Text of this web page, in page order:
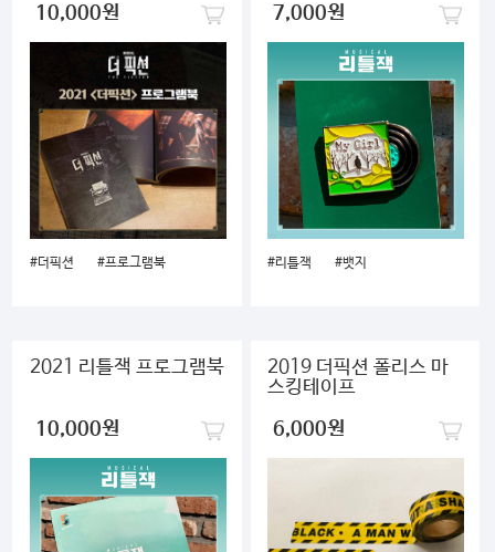
10,000원
#더픽션 #프로그램북
7,000원
#리틀잭 #뱃지
2021 리틀잭 프로그램북
10,000원
2019 더픽션 폴리스 마
스킹테이프
6,000원